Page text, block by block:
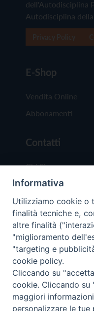
dell'Autodisciplina
Autodisciplina
E-Shop
Vendita Online
Abbonamenti
Contatti
Chi Siamo
Redazione
Scrivici
Copyright ©
Trentina Editrice
Privacy Policy
Informativa
Utilizziamo cookie o
finalità tecniche e,
altre finalità
"miglioramento
"targeting e
cookie policy.
Cliccando su
cookie. Cliccando su
maggiori
personalizzare le tue